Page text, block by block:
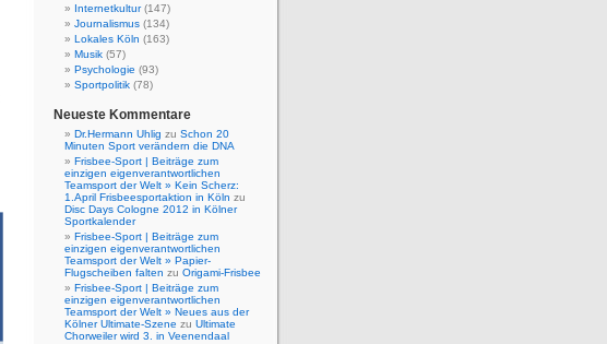
Internetkultur(147)
Journalismus (134)
Lokales Köln (163)
Musik (57)
Psychologie (93)
Sportpolitik (78)
Neueste Kommentare
Dr.Hermann Uhlig zu Schon 20
Minuten Sport verändern die DNA
Frisbee-Sport | Beiträge zum
einzigen eigenverantwortlichen
Teamsport der Welt » Kein Scherz:
1.April Frisbeesportaktion in Köln zu
Disc Days Cologne 2012 in Kölner
Sportkalender
Frisbee-Sport | Beiträge zum
einzigen eigenverantwortlichen
Teamsport der Welt » Papier-
Flugscheiben falten zu Origami-Frisbee
Frisbee-Sport | Beiträge zum
einzigen eigenverantwortlichen
Teamsport der Welt » Neues aus der
Kölner Ultimate-Szene zu Ultimate
Chorweiler wird 3. in Veenendaal